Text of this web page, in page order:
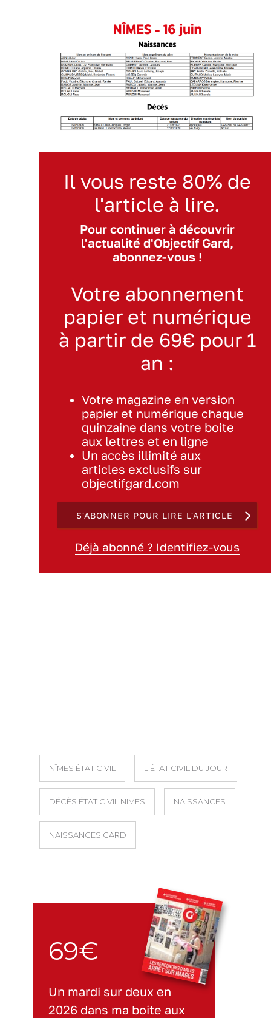
Il vous reste 80% de
l'article à lire.
Pour continuer à découvrir
l'actualité d'Objectif Gard,
abonnez-vous !
Votre abonnement
papier et numérique
à partir de 69€ pour 1
an :
Votre magazine en version
papier et numérique chaque
quinzaine dans votre boite
aux lettres et en ligne
Un accès illimité aux
articles exclusifs sur
objectifgard.com
S'ABONNER POUR LIRE L'ARTICLE
Déjà abonné ? Identifiez-vous
NÎMES ÉTAT CIVIL L'ÉTAT CIVIL DU JOUR
DÉCÈS ÉTAT CIVIL NIMES NAISSANCES
NAISSANCES GARD
69€
Un mardi sur deux en
2026 dans ma boite aux